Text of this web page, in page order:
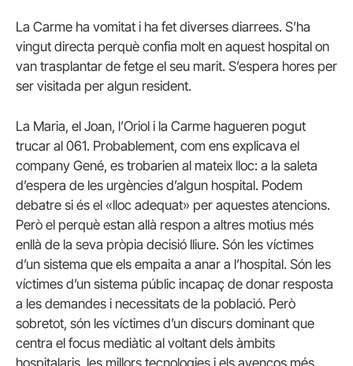
La Carme ha vomitat i ha fet diverses diarrees. S’ha
vingut directa perquè confia molt en aquest hospital on
van trasplantar de fetge el seu marit. S’espera hores per
ser visitada per algun resident.
La Maria, el Joan, l’Oriol i la Carme hagueren pogut
trucar al 061. Probablement, com ens explicava el
company Gené, es trobarien al mateix lloc: a la saleta
d’espera de les urgències d’algun hospital. Podem
debatre si és el «lloc adequat» per aquestes atencions.
Però el perquè estan allà respon a altres motius més
enllà de la seva pròpia decisió lliure. Són les víctimes
d’un sistema que els empaita a anar a l’hospital. Són les
víctimes d’un sistema públic incapaç de donar resposta
a les demandes i necessitats de la població. Però
sobretot, són les víctimes d’un discurs dominant que
centra el focus mediàtic al voltant dels àmbits